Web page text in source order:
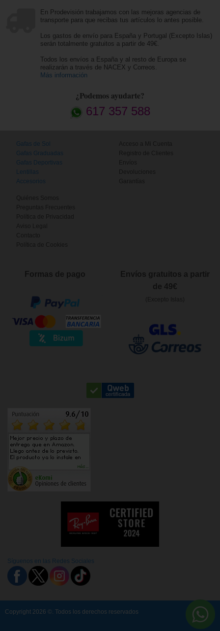
En Prodevisión trabajamos con las mejoras agencias de
transporte para que recibas tus artículos lo antes posible.
Los gastos de envío para España y Portugal (Excepto Islas)
serán totalmente gratuitos a partir de 49€.
Todos los envíos a España y al resto de Europa se
realizarán a través de NACEX y Correos.
Más información
¿Podemos ayudarte?
617 357 588
Gafas de Sol
Gafas Graduadas
Gafas Deportivas
Lentillas
Accesorios
Acceso a Mi Cuenta
Registro de Clientes
Envíos
Devoluciones
Garantías
Quiénes Somos
Preguntas Frecuentes
Política de Privacidad
Aviso Legal
Contacto
Política de Cookies
Formas de pago
Envíos gratuitos a partir
de 49€
(Excepto Islas)
Síguenos en las Redes Sociales
Copyright 2026 ©. Todos los derechos reservados